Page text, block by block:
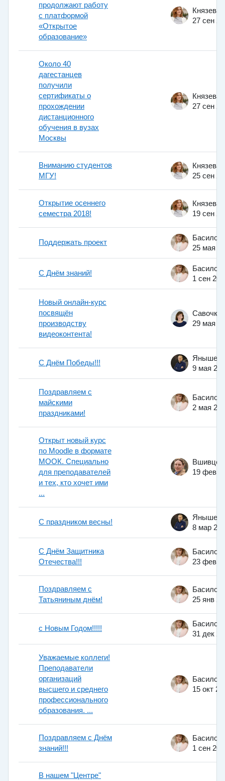
продолжают работу
с платформой
«Открытое
образование»
27 сен
Около 40
дагестанцев
получили
сертификаты о
прохождении
дистанционного
обучения в вузах
Москвы
27 сен
Вниманию студентов
МГУ!
25 сен
Открытие осеннего
семестра 2018!
19 сен
Поддержать проект
25 мая
С Днём знаний!
1 сен
Новый онлайн-курс
посвящён
производству
видеоконтента!
29 мая
С Днём Победы!!!
9 мая
Поздравляем с
майскими
праздниками!
2 мая
Открыт новый курс
по Moodle в формате
МООК. Специально
для преподавателей
и тех, кто хочет ими
...
19 фев
С праздником весны!
8 мар
С Днём Защитника
Отечества!!!
23 фев
Поздравляем с
Татьяниным днём!
25 янв
с Новым Годом!!!!!
31 дек
Уважаемые коллеги!
Преподаватели
организаций
высшего и среднего
профессионального
образования. ...
15 окт
Поздравляем с Днём
знаний!!!
1 сен
В нашем "Центре"